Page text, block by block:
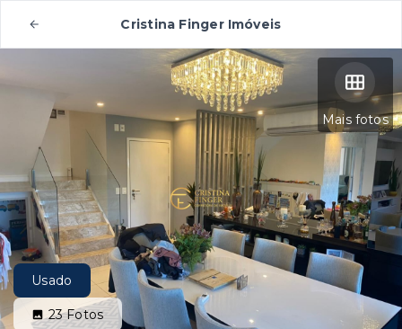
Cristina Finger Imóveis
Mais fotos
Usado
23Fotos